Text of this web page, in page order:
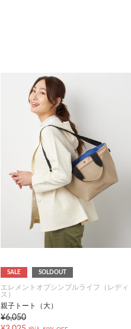
SALE SOLDOUT
エレメントオブシンプルライフ（レディ
ス）
親子トート（大）
¥6,050